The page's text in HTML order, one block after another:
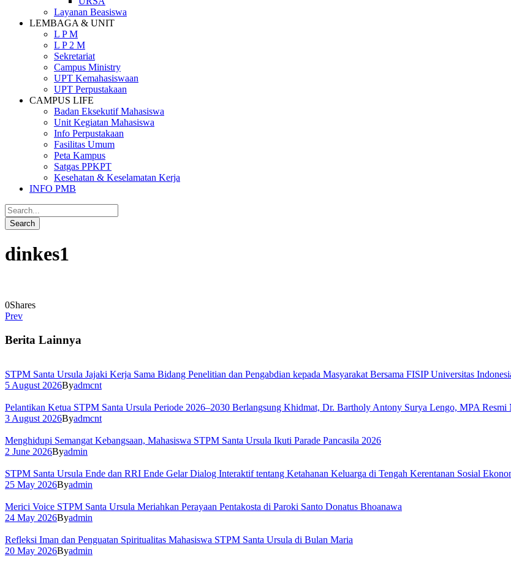
Layanan Beasiswa
LEMBAGA & UNIT
L P M
L P 2 M
Sekretariat
Campus Ministry
UPT Kemahasiswaan
UPT Perpustakaan
CAMPUS LIFE
Badan Eksekutif Mahasiswa
Unit Kegiatan Mahasiswa
Info Perpustakaan
Fasilitas Umum
Peta Kampus
Satgas PPKPT
Kesehatan & Keselamatan Kerja
INFO PMB
dinkes1
0Shares
Prev
Berita Lainnya
STPM Santa Ursula Jajaki Kerja Sama Bidang Penelitian dan Pengabdian kepada Masyarakat Bersama FISIP Universitas
5 August 2026Byadmcnt
Pelantikan Ketua STPM Santa Ursula Periode 2026–2030 Berlangsung Khidmat, Dr. Bartholy Antony Surya Lengo, MPA Resmi
3 August 2026Byadmcnt
Menghidupi Semangat Kebangsaan, Mahasiswa STPM Santa Ursula Ikuti Parade Pancasila 2026
2 June 2026Byadmin
STPM Santa Ursula Ende dan RRI Ende Gelar Dialog Interaktif tentang Ketahanan Keluarga di Tengah Kerentanan Sosial
25 May 2026Byadmin
Merici Voice STPM Santa Ursula Meriahkan Perayaan Pentakosta di Paroki Santo Donatus Bhoanawa
24 May 2026Byadmin
Refleksi Iman dan Penguatan Spiritualitas Mahasiswa STPM Santa Ursula di Bulan Maria
20 May 2026Byadmin